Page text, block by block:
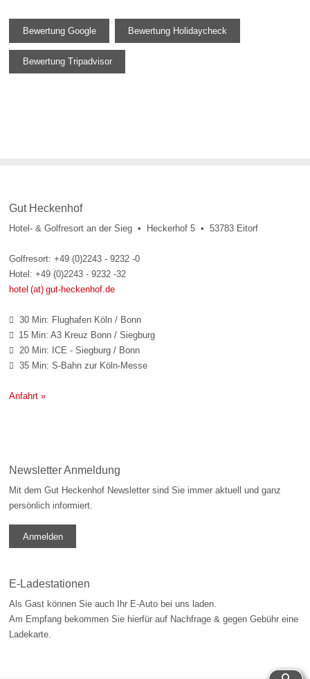
Bewertung Google Bewertung Holidaycheck
Bewertung Tripadvisor
Gut Heckenhof
Hotel- & Golfresort an der Sieg • Heckerhof 5 • 53783 Eitorf
Golfresort: +49 (0)2243 - 9232 -0
Hotel: +49 (0)2243 - 9232 -32
hotel (at) gut-heckenhof.de
 30 Min: Flughafen Köln / Bonn
 15 Min: A3 Kreuz Bonn / Siegburg
 20 Min: ICE - Siegburg / Bonn
 35 Min: S-Bahn zur Köln-Messe
Anfahrt »
Newsletter Anmeldung
Mit dem Gut Heckenhof Newsletter sind Sie immer aktuell und ganz
persönlich informiert.
Anmelden
E-Ladestationen
Als Gast können Sie auch Ihr E-Auto bei uns laden.
Am Empfang bekommen Sie hierfür auf Nachfrage & gegen Gebühr eine
Ladekarte.